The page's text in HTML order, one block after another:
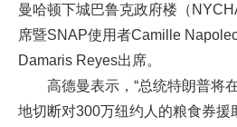
曼哈顿下城巴鲁克政府楼（
席暨SNAP使用者Camille
Damaris Reyes出席。
高德曼表示，“总统特朗普将
地切断对300万纽约人的粮食券援